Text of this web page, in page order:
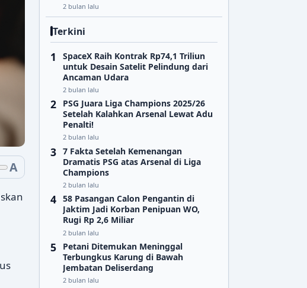
A
2 bulan lalu
Terkini
SpaceX Raih Kontrak Rp74,1 Triliun
untuk Desain Satelit Pelindung dari
Ancaman Udara
2 bulan lalu
PSG Juara Liga Champions 2025/26
Setelah Kalahkan Arsenal Lewat Adu
Penalti!
2 bulan lalu
7 Fakta Setelah Kemenangan
Dramatis PSG atas Arsenal di Liga
Champions
2 bulan lalu
58 Pasangan Calon Pengantin di
Jaktim Jadi Korban Penipuan WO,
Rugi Rp 2,6 Miliar
2 bulan lalu
Petani Ditemukan Meninggal
Terbungkus Karung di Bawah
Jembatan Deliserdang
2 bulan lalu